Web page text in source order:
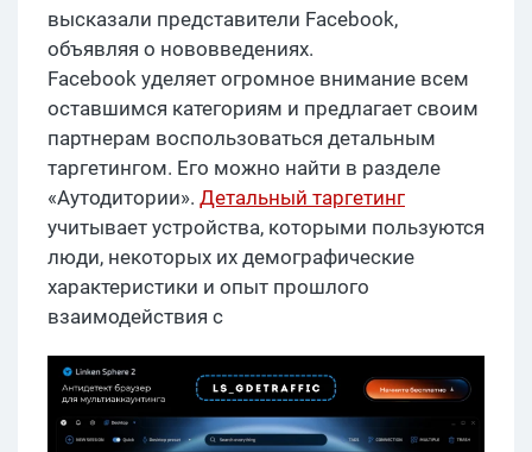
высказали представители Facebook,
объявляя о нововведениях.
Facebook уделяет огромное внимание всем
оставшимся категориям и предлагает своим
партнерам воспользоваться детальным
таргетингом. Его можно найти в разделе
«Аутодитории». Детальный таргетинг
учитывает устройства, которыми пользуются
люди, некоторых их демографические
характеристики и опыт прошлого
взаимодействия с